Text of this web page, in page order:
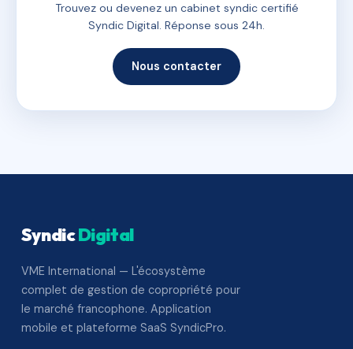
Trouvez ou devenez un cabinet syndic certifié
Syndic Digital. Réponse sous 24h.
Nous contacter
SyndicDigital
VME International — L'écosystème
complet de gestion de copropriété pour
le marché francophone. Application
mobile et plateforme SaaS SyndicPro.